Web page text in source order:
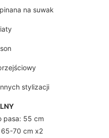
na suwak
stylizacji
pasa: 55 cm
65-70 cm x2